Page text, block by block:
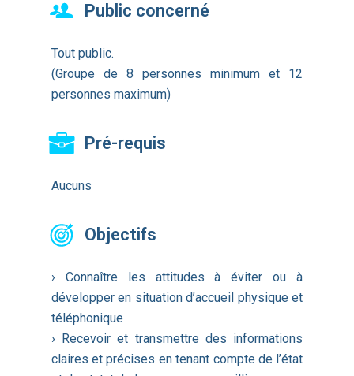
Public concerné
Tout public.
(Groupe de 8 personnes minimum et 12
personnes maximum)
Pré-requis
Aucuns
Objectifs
› Connaître les attitudes à éviter ou à
développer en situation d’accueil physique et
téléphonique
› Recevoir et transmettre des informations
claires et précises en tenant compte de l’état